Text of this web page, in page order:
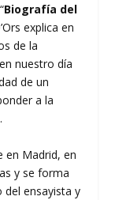
Biografía del
explica en
de la
nuestro día
de un
a la
en Madrid, en
y se forma
del ensayista y